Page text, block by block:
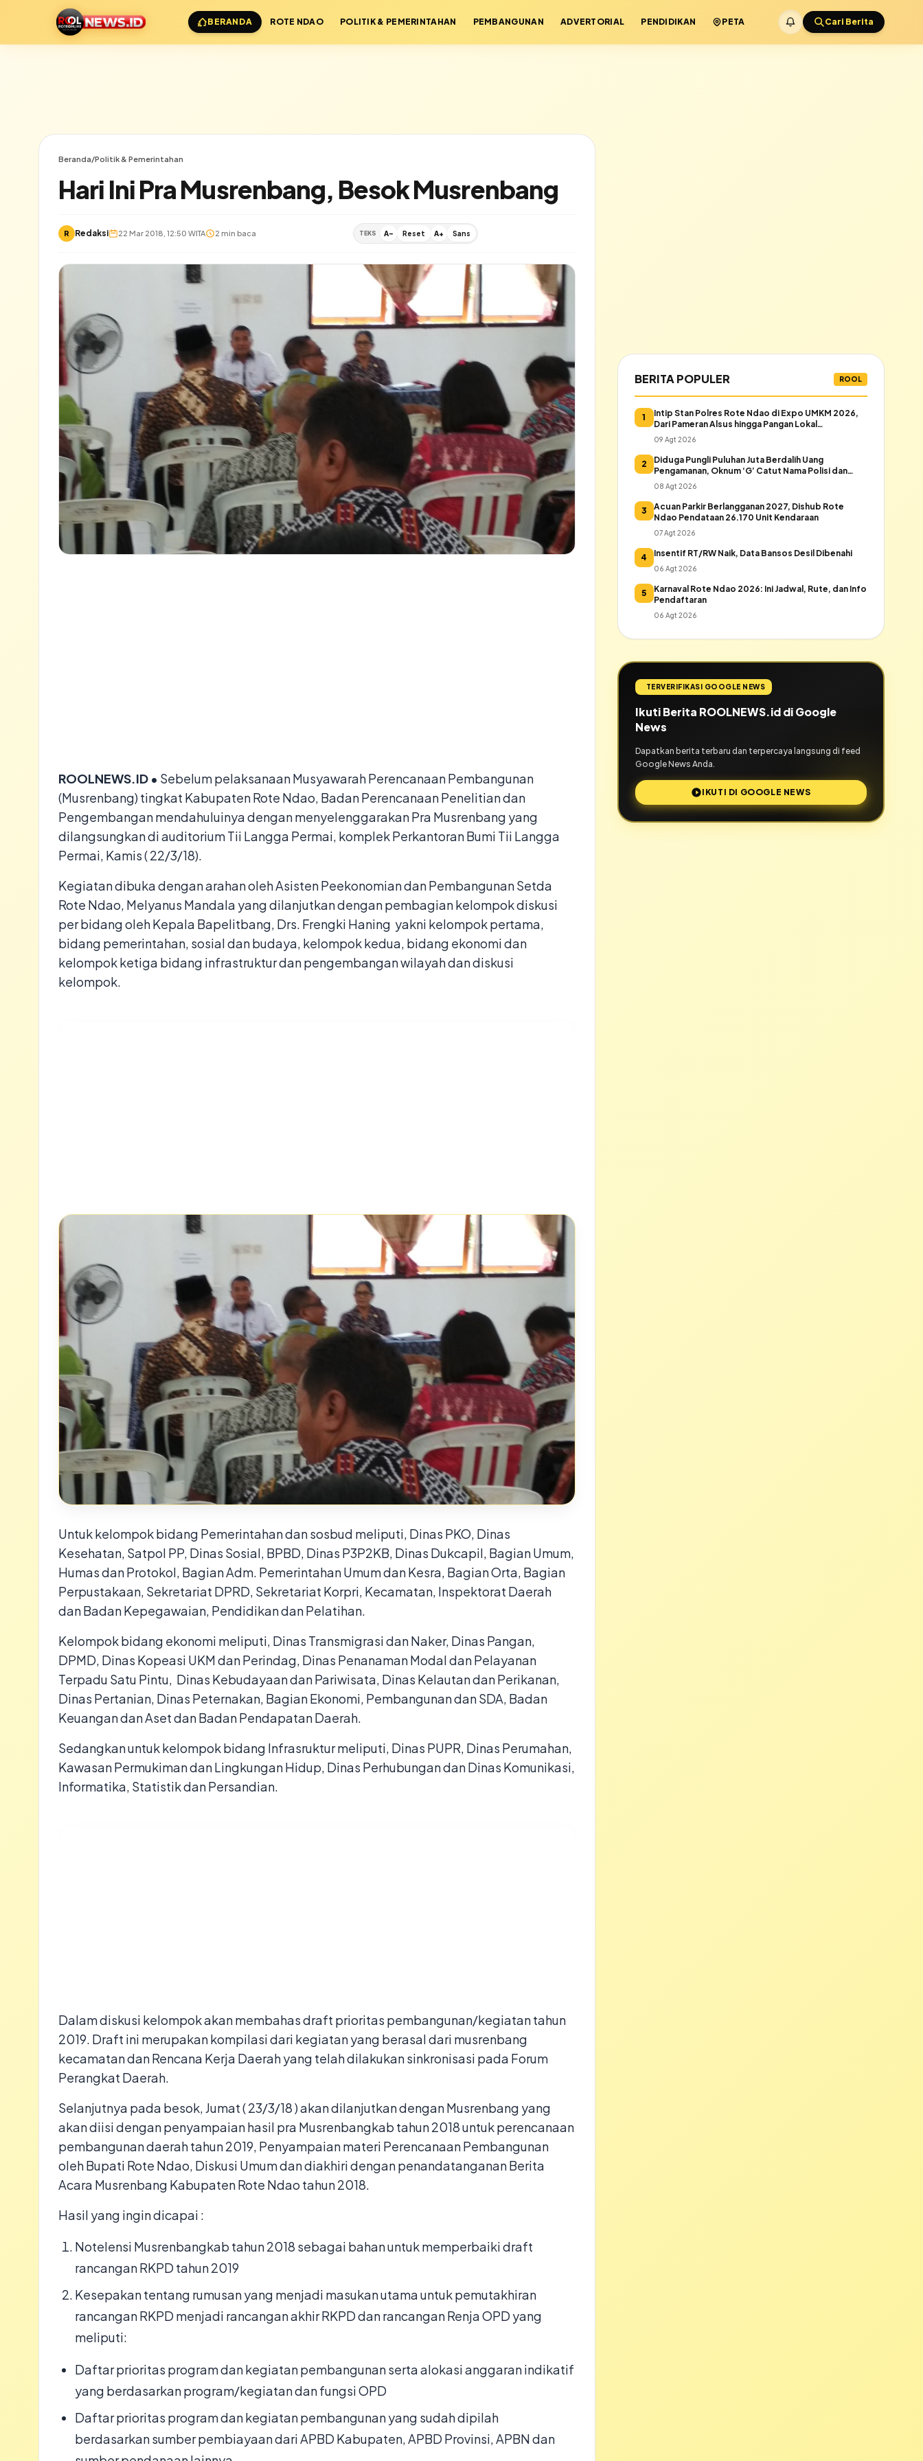
BERANDA ROTE NDAO POLITIK & PEMERINTAHAN PEMBANGUNAN ADVERTORIAL PENDIDIKAN PETA Cari Berita
Beranda/Politik & Pemerintahan
Hari Ini Pra Musrenbang, Besok Musrenbang
R Redaksi 22 Mar 2018, 12:50 WITA 2 min baca TEKS A- Reset A+ Sans
ROOLNEWS.ID • Sebelum pelaksanaan Musyawarah Perencanaan Pembangunan
(Musrenbang) tingkat Kabupaten Rote Ndao, Badan Perencanaan Penelitian dan
Pengembangan mendahuluinya dengan menyelenggarakan Pra Musrenbang yang
dilangsungkan di auditorium Tii Langga Permai, komplek Perkantoran Bumi Tii Langga
Permai, Kamis ( 22/3/18).
Kegiatan dibuka dengan arahan oleh Asisten Peekonomian dan Pembangunan Setda
Rote Ndao, Melyanus Mandala yang dilanjutkan dengan pembagian kelompok diskusi
per bidang oleh Kepala Bapelitbang, Drs. Frengki Haning yakni kelompok pertama,
bidang pemerintahan, sosial dan budaya, kelompok kedua, bidang ekonomi dan
kelompok ketiga bidang infrastruktur dan pengembangan wilayah dan diskusi
kelompok.
Untuk kelompok bidang Pemerintahan dan sosbud meliputi, Dinas PKO, Dinas
Kesehatan, Satpol PP, Dinas Sosial, BPBD, Dinas P3P2KB, Dinas Dukcapil, Bagian Umum,
Humas dan Protokol, Bagian Adm. Pemerintahan Umum dan Kesra, Bagian Orta, Bagian
Perpustakaan, Sekretariat DPRD, Sekretariat Korpri, Kecamatan, Inspektorat Daerah
dan Badan Kepegawaian, Pendidikan dan Pelatihan.
Kelompok bidang ekonomi meliputi, Dinas Transmigrasi dan Naker, Dinas Pangan,
DPMD, Dinas Kopeasi UKM dan Perindag, Dinas Penanaman Modal dan Pelayanan
Terpadu Satu Pintu, Dinas Kebudayaan dan Pariwisata, Dinas Kelautan dan Perikanan,
Dinas Pertanian, Dinas Peternakan, Bagian Ekonomi, Pembangunan dan SDA, Badan
Keuangan dan Aset dan Badan Pendapatan Daerah.
Sedangkan untuk kelompok bidang Infrasruktur meliputi, Dinas PUPR, Dinas Perumahan,
Kawasan Permukiman dan Lingkungan Hidup, Dinas Perhubungan dan Dinas Komunikasi,
Informatika, Statistik dan Persandian.
Dalam diskusi kelompok akan membahas draft prioritas pembangunan/kegiatan tahun
2019. Draft ini merupakan kompilasi dari kegiatan yang berasal dari musrenbang
kecamatan dan Rencana Kerja Daerah yang telah dilakukan sinkronisasi pada Forum
Perangkat Daerah.
Selanjutnya pada besok, Jumat ( 23/3/18 ) akan dilanjutkan dengan Musrenbang yang
akan diisi dengan penyampaian hasil pra Musrenbangkab tahun 2018 untuk perencanaan
pembangunan daerah tahun 2019, Penyampaian materi Perencanaan Pembangunan
oleh Bupati Rote Ndao, Diskusi Umum dan diakhiri dengan penandatanganan Berita
Acara Musrenbang Kabupaten Rote Ndao tahun 2018.
Hasil yang ingin dicapai :
Notelensi Musrenbangkab tahun 2018 sebagai bahan untuk memperbaiki draft
rancangan RKPD tahun 2019
Kesepakan tentang rumusan yang menjadi masukan utama untuk pemutakhiran
rancangan RKPD menjadi rancangan akhir RKPD dan rancangan Renja OPD yang
meliputi:
Daftar prioritas program dan kegiatan pembangunan serta alokasi anggaran indikatif
yang berdasarkan program/kegiatan dan fungsi OPD
Daftar prioritas program dan kegiatan pembangunan yang sudah dipilah
berdasarkan sumber pembiayaan dari APBD Kabupaten, APBD Provinsi, APBN dan
BERITA POPULER ROOL
1
Intip Stan Polres Rote Ndao di Expo UMKM 2026,
Dari Pameran Alsus hingga Pangan Lokal
Bhayangkari
09 Agt 2026
2
Diduga Pungli Puluhan Juta Berdalih Uang
Pengamanan, Oknum ‘G’ Catut Nama Polisi dan
Pers di Expo Rote Ndao
08 Agt 2026
3
Acuan Parkir Berlangganan 2027, Dishub Rote
Ndao Pendataan 26.170 Unit Kendaraan
07 Agt 2026
4 Insentif RT/RW Naik, Data Bansos Desil Dibenahi
06 Agt 2026
5
Karnaval Rote Ndao 2026: Ini Jadwal, Rute, dan Info
Pendaftaran
06 Agt 2026
TERVERIFIKASI GOOGLE NEWS
Ikuti Berita ROOLNEWS.id di Google
News
Dapatkan berita terbaru dan terpercaya langsung di feed
Google News Anda.
IKUTI DI GOOGLE NEWS
Lihat semua hasil →